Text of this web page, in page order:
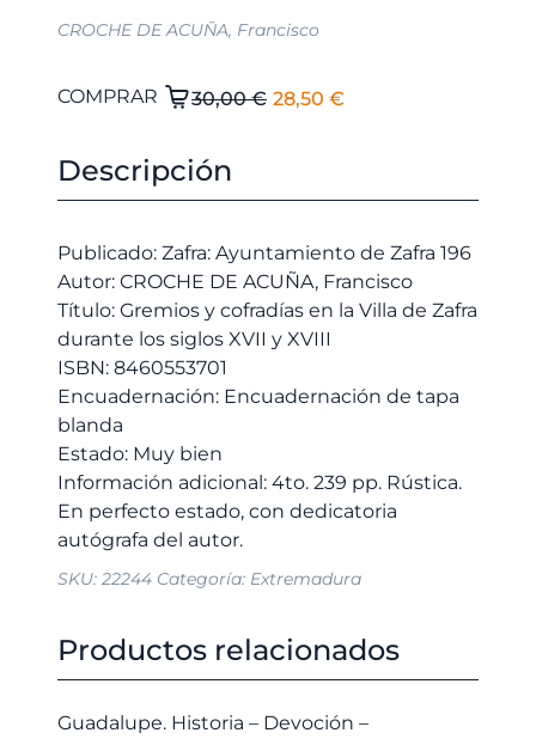
CROCHE DE ACUÑA, Francisco
30,00€ El
era:
28,50 €
es:
Gremios
en
de
Zafra
durante
los
siglos
XVII
y
XVIII
cantidad
COMPRAR
Descripción
Publicado: Zafra: Ayuntamiento de Zafra 196
Autor: CROCHE DE ACUÑA, Francisco
Título: Gremios y cofradías en la Villa de Zafra
durante los siglos XVII y XVIII
ISBN: 8460553701
Encuadernación: Encuadernación de tapa
blanda
Estado: Muy bien
Información adicional: 4to. 239 pp. Rústica.
En perfecto estado, con dedicatoria
SKU: 22244 Categoría: Extremadura
Productos relacionados
Guadalupe. Historia – Devoción –